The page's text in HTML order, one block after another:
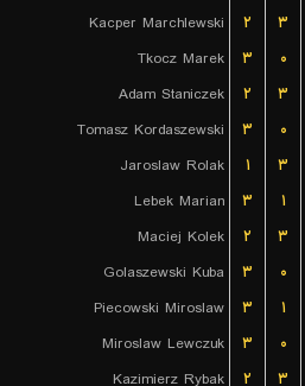
Kacper Marchlewski
۲ ۳
Tkocz Marek
۳ ۰
Adam Staniczek
۲ ۳
Tomasz Kordaszewski
۳ ۰
Jaroslaw Rolak
۱ ۳
Lebek Marian
۳ ۱
Maciej Kolek
۲ ۳
Golaszewski Kuba
۳ ۰
Piecowski Miroslaw
۳ ۱
Miroslaw Lewczuk
۳ ۰
Kazimierz Rybak
۲ ۳